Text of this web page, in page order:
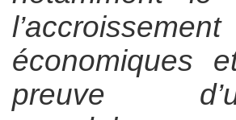
économiques
preuve